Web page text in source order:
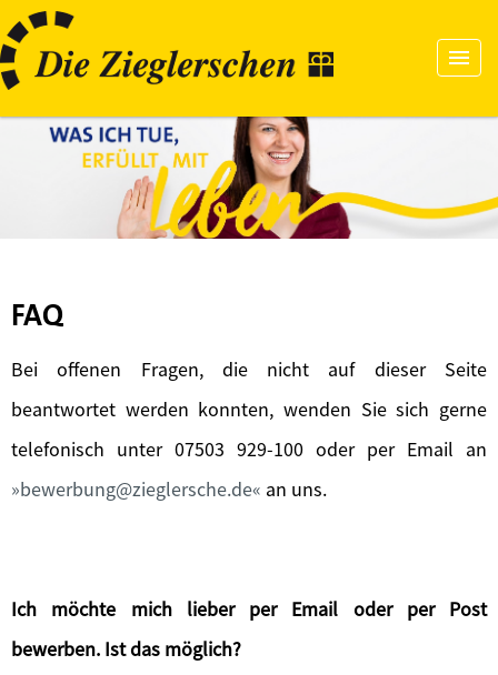
FAQ
Bei offenen Fragen, die nicht auf dieser Seite
beantwortet werden konnten, wenden Sie sich gerne
telefonisch unter 07503 929-100 oder per Email an
bewerbung@zieglersche.de an uns.
Ich möchte mich lieber per Email oder per Post
bewerben. Ist das möglich?